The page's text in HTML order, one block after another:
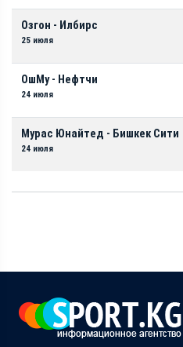
Озгон - Илбирс
25 июля
ОшМу - Нефтчи
24 июля
Мурас Юнайтед - Бишкек Сити
24 июля